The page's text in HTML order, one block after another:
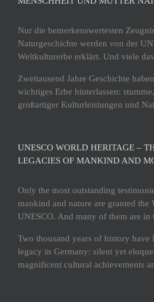
Nur die bemerkenswertesten
Naturgeschichte werden von der
Weltkulturerbe erklärt. Und viele
Zweitausend Jahre Geschichte
wichtiges Erbe hinterlassen:
großartiger Kulturleistungen und
UNESCO WORLD HERITAGE –
LEGACIES OF MANKIND AND
Only the most outstanding
mankind and nature are granted
UNESCO. And many of them are in
Two thousand years of history
legacy in Germany: silent yet
magnificent cultural achievements